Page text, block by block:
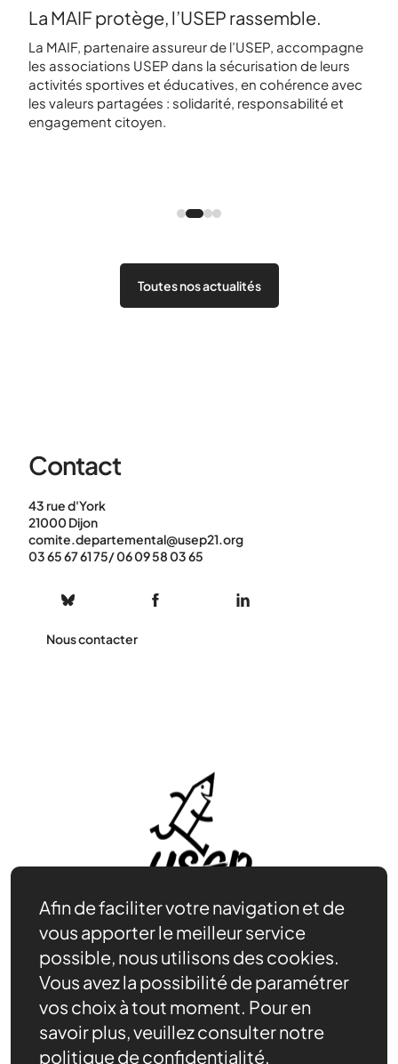
La MAIF protège, l’USEP rassemble.
La MAIF, partenaire assureur de l’USEP, accompagne
les associations USEP dans la sécurisation de leurs
activités sportives et éducatives, en cohérence avec
les valeurs partagées : solidarité, responsabilité et
engagement citoyen.
Toutes nos actualités
Contact
43 rue d'York
21000 Dijon
comite.departemental@usep21.org
03 65 67 61 75/ 06 09 58 03 65
Nous contacter
Rejoindre l’USEP
Nos ressources
Notre rôle
Afin de faciliter votre navigation et de
vous apporter le meilleur service
possible, nous utilisons des cookies.
Vous avez la possibilité de paramétrer
vos choix à tout moment. Pour en
savoir plus, veuillez consulter notre
politique de confidentialité.